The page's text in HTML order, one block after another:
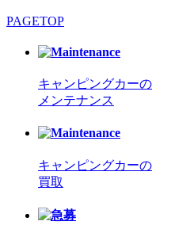
PAGETOP
キャンピングカーの
メンテナンス
キャンピングカーの
買取